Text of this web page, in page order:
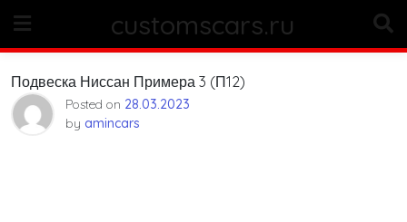
content
customscars.ru
Подвеска Ниссан Примера 3 (П12)
Posted on 28.03.2023
by amincars